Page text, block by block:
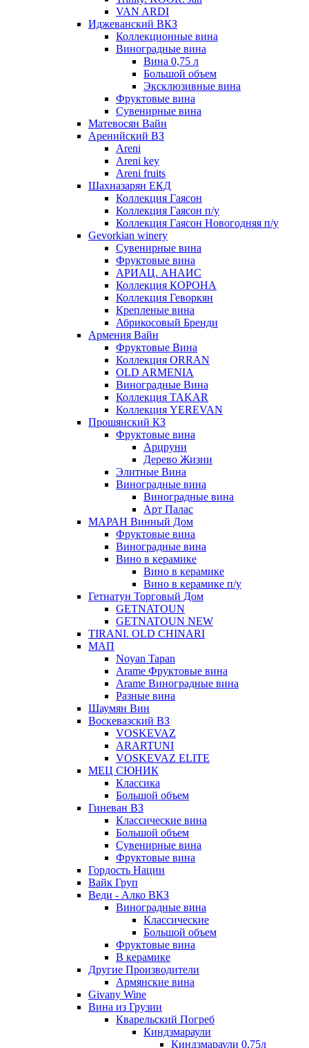
VAN ARDI
Иджеванский ВКЗ
Коллекционные вина
Виноградные вина
Вина 0,75 л
Большой объем
Эксклюзивные вина
Фруктовые вина
Cувенирные вина
Матевосян Вайн
Аренийский ВЗ
Areni
Areni key
Areni fruits
Шахназарян ЕКД
Коллекция Гаясон
Коллекция Гаясон п/у
Коллекция Гаясон Новогодняя п/у
Gevorkian winery
Сувенирные вина
Фруктовые вина
АРИАЦ. АНАИС
Коллекция КОРОНА
Коллекция Геворкян
Крепленые вина
Абрикосовый Бренди
Армения Вайн
Фруктовые Вина
Коллекция ORRAN
OLD ARMENIA
Виноградные Вина
Коллекция TAKAR
Коллекция YEREVAN
Прошянский КЗ
Фруктовые вина
Арцруни
Дерево Жизни
Элитные Вина
Виноградные вина
Виноградные вина
Арт Палас
МАРАН Винный Дом
Фруктовые вина
Виноградные вина
Вино в керамике
Вино в керамике
Вино в керамике п/у
Гетнатун Торговый Дом
GETNATOUN
GETNATOUN NEW
TIRANI. OLD CHINARI
МАП
Noyan Tapan
Arame Фруктовые вина
Arame Виноградные вина
Разные вина
Шаумян Вин
Воскевазский ВЗ
VOSKEVAZ
ARARTUNI
VOSKEVAZ ELITE
МЕЦ СЮНИК
Классика
Большой объем
Гиневан ВЗ
Классические вина
Большой объем
Сувенирные вина
Фруктовые вина
Гордость Нации
Вайк Груп
Веди - Алко ВКЗ
Виноградные вина
Классические
Большой объем
Фруктовые вина
В керамике
Другие Производители
Армянские вина
Givany Wine
Вина из Грузии
Кварельский Погреб
Киндзмараули
Киндзмараули 0,75л